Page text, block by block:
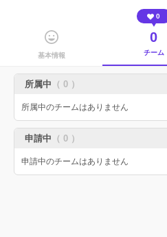
基本情報
0
0
チーム
所属中 （ 0 ）
所属中のチームはありません
申請中 （ 0 ）
申請中のチームはありません